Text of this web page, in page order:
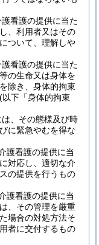
看護の提供に当た
、利用者又はその
ついて、理解しや
看護の提供に当た
の生命又は身体を
除き、身体的拘束
(以下「身体的拘束
、その態様及び時
に緊急やむを得な
護看護の提供に当
対応し、適切な介
の提供を行うもの
護看護の提供に当
、その管理を厳重
場合の対処方法そ
者に交付するもの